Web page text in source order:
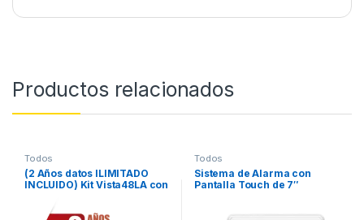
Productos relacionados
Todos
(2 Años datos ILIMITADO
INCLUIDO) Kit Vista48LA con
Teclado, Gabinete, Bateria y
Todos
Sistema de Alarma con
Pantalla Touch de 7″